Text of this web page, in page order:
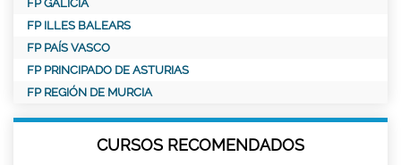
FP GALICIA
FP ILLES BALEARS
FP PAÍS VASCO
FP PRINCIPADO DE ASTURIAS
FP REGIÓN DE MURCIA
CURSOS RECOMENDADOS